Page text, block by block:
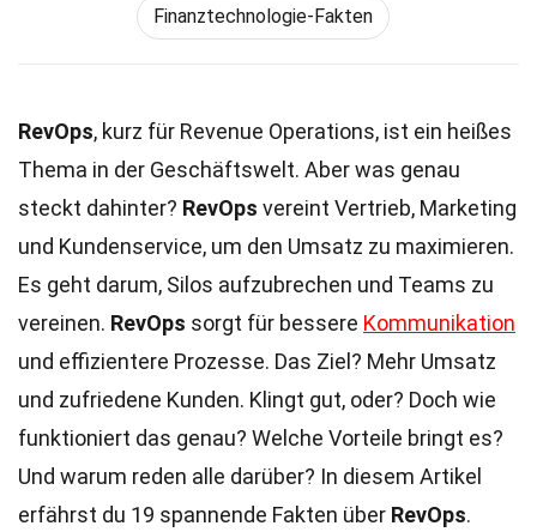
Finanztechnologie-Fakten
RevOps, kurz für Revenue Operations, ist ein heißes
Thema in der Geschäftswelt. Aber was genau
steckt dahinter? RevOps vereint Vertrieb, Marketing
und Kundenservice, um den Umsatz zu maximieren.
Es geht darum, Silos aufzubrechen und Teams zu
vereinen. RevOps sorgt für bessere Kommunikation
und effizientere Prozesse. Das Ziel? Mehr Umsatz
und zufriedene Kunden. Klingt gut, oder? Doch wie
funktioniert das genau? Welche Vorteile bringt es?
Und warum reden alle darüber? In diesem Artikel
erfährst du 19 spannende Fakten über RevOps.